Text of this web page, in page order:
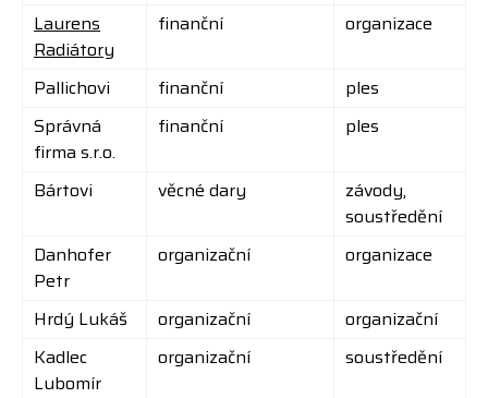
Laurens
Radiátory
finanční organizace
Pallichovi finanční
ples
Správná
firma s.r.o.
finanční ples
Bártovi věcné dary
závody,
soustředění
Danhofer
Petr
organizační organizace
Hrdý Lukáš organizační
organizační
Kadlec
Lubomír
organizační soustředění